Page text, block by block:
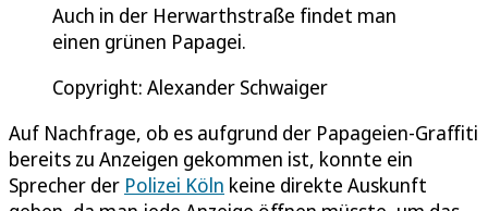
Auch in der Herwarthstraße findet man
einen grünen Papagei.
Copyright: Alexander Schwaiger
Auf Nachfrage, ob es aufgrund der Papageien-Graffiti
bereits zu Anzeigen gekommen ist, konnte ein
Sprecher der Polizei Köln keine direkte Auskunft